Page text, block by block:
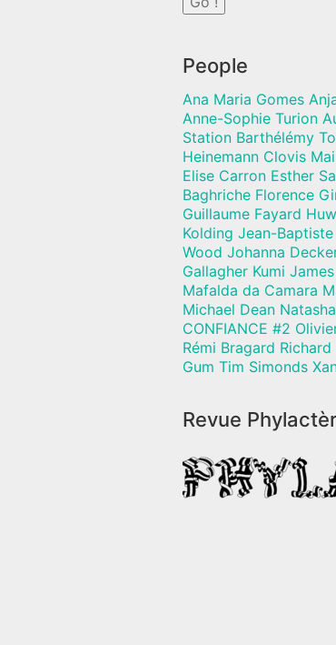
People
Ana Maria Gomes
Anne-Sophie Turion
Station Barthélémy
Heinemann Clovis
Elise Carron Esther
Baghriche Florence
Guillaume Fayard
Kolding Jean-
Wood Johanna
Gallagher Kumi
Mafalda da Camara
Michael Dean
CONFIANCE #2
Rémi Bragard
Gum Tim Simonds
Revue